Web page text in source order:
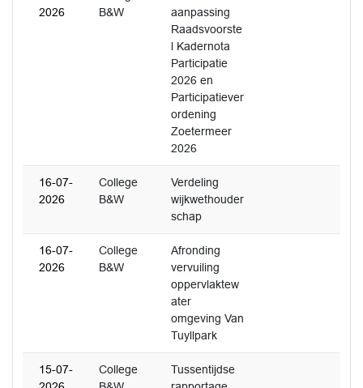
2026
B&W
aanpassing
Raadsvoorste
l Kadernota
Participatie
2026 en
Participatiever
ordening
Zoetermeer
2026
16-07-
2026
College
B&W
Verdeling
wijkwethouder
schap
16-07-
2026
College
B&W
Afronding
vervuiling
oppervlaktew
ater
omgeving Van
Tuyllpark
15-07-
College
Tussentijdse